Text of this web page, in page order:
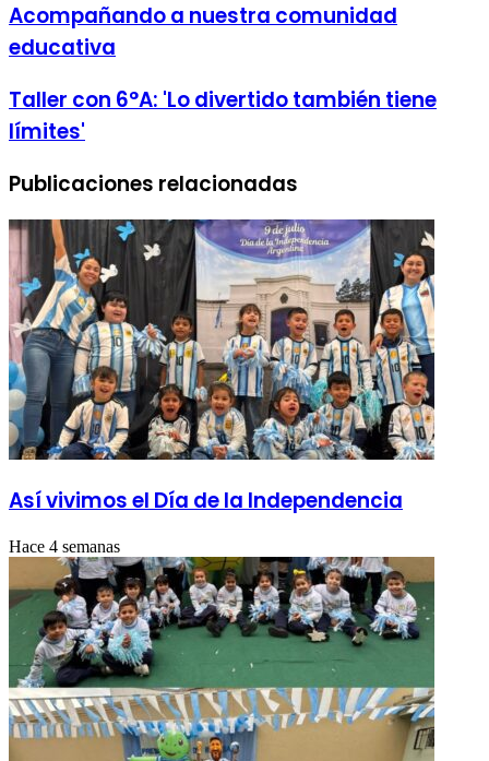
Acompañando a nuestra comunidad
educativa
Taller con 6°A: 'Lo divertido también tiene
límites'
Publicaciones relacionadas
Así vivimos el Día de la Independencia
Hace 4 semanas